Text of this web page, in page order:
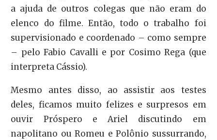
a ajuda de outros colegas que não eram do
elenco do filme. Então, todo o trabalho foi
supervisionado e coordenado – como sempre
– pelo Fabio Cavalli e por Cosimo Rega (que
interpreta Cássio).
Mesmo antes disso, ao assistir aos testes
deles, ficamos muito felizes e surpresos em
ouvir Próspero e Ariel discutindo em
napolitano ou Romeu e Polônio sussurrando,